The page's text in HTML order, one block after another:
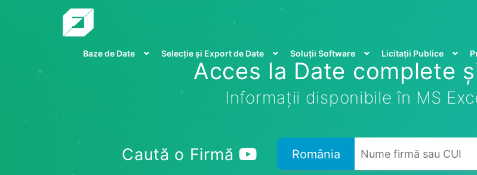
Baze de Date Selecție și Export de Date Soluții Software Licitații Publice
Acces la Date complete
Informații disponibile în MS
Caută o Firmă România